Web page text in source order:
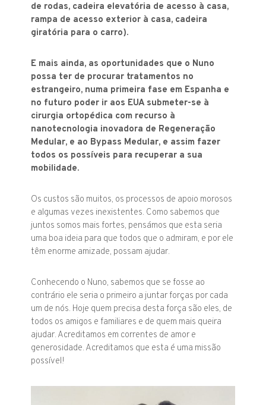
de rodas, cadeira elevatória de acesso à casa,
rampa de acesso exterior à casa, cadeira
giratória para o carro).
E mais ainda, as oportunidades que o Nuno
possa ter de procurar tratamentos no
estrangeiro, numa primeira fase em Espanha e
no futuro poder ir aos EUA submeter-se à
cirurgia ortopédica com recurso à
nanotecnologia inovadora de Regeneração
Medular, e ao Bypass Medular, e assim fazer
todos os possíveis para recuperar a sua
mobilidade.
Os custos são muitos, os processos de apoio morosos
e algumas vezes inexistentes. Como sabemos que
juntos somos mais fortes, pensámos que esta seria
uma boa ideia para que todos que o admiram, e por ele
têm enorme amizade, possam ajudar.
Conhecendo o Nuno, sabemos que se fosse ao
contrário ele seria o primeiro a juntar forças por cada
um de nós. Hoje quem precisa desta força são eles, de
todos os amigos e familiares e de quem mais queira
ajudar. Acreditamos em correntes de amor e
generosidade. Acreditamos que esta é uma missão
possível!